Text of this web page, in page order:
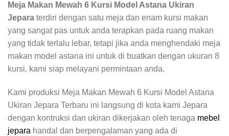
Meja Makan Mewah 6 Kursi Model Astana Ukiran
Jepara terdiri dengan satu meja dan enam kursi makan
yang sangat pas untuk anda terapkan pada ruang makan
yang tidak terlalu lebar, tetapi jika anda menghendaki meja
makan model astana ini untuk di buatkan dengan ukuran 8
kursi, kami siap melayani permintaan anda.
Kami produksi Meja Makan Mewah 6 Kursi Model Astana
Ukiran Jepara Terbaru ini langsung di kota kami Jepara
dengan kontruksi dan ukiran dikerjakan oleh tenaga mebel
jepara handal dan berpengalaman yang ada di